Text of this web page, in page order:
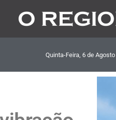
Quinta-Feira, 6 de Agosto